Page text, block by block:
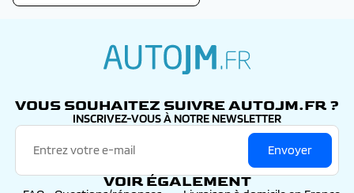
VOUS SOUHAITEZ SUIVRE AUTOJM.FR ?
INSCRIVEZ-VOUS À NOTRE NEWSLETTER
Envoyer
VOIR ÉGALEMENT